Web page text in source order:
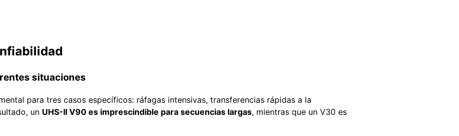
situaciones
para tres casos específicos: ráfagas intensivas, transferencias rápidas a la
un UHS-II V90 es imprescindible para secuencias largas, mientras que un V30 es